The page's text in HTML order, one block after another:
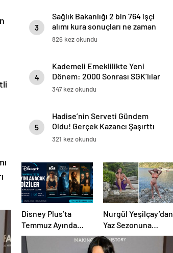
3
Sağlık Bakanlığı 2 bin 764 işçi
alımı kura sonuçları ne zaman
açıklanacak?
826 kez okundu
4
Kademeli Emeklilikte Yeni
Dönem: 2000 Sonrası SGK’lılar
İçin Prim ve Yaş Tablosu
347 kez okundu
5
Hadise’nin Serveti Gündem
Oldu! Gerçek Kazancı Şaşırttı
321 kez okundu
Disney Plus’ta
Temmuz Ayında
Yayınlanacak Diziler
| 2026 Güncel Yayın
Nurgül Yeşilçay’dan
Yaz Sezonuna
Damga Vuran
Paylaşım